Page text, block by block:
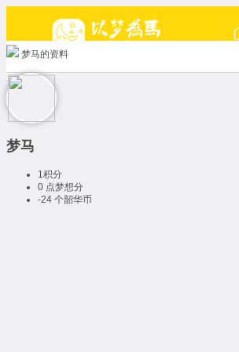
梦马的资料
梦马
1积分
0 点梦想分
-24 个韶华币